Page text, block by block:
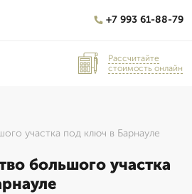
+7 993 61-88-79
Рассчитайте
стоимость онлайн
участка под ключ в Барнауле
большого участка